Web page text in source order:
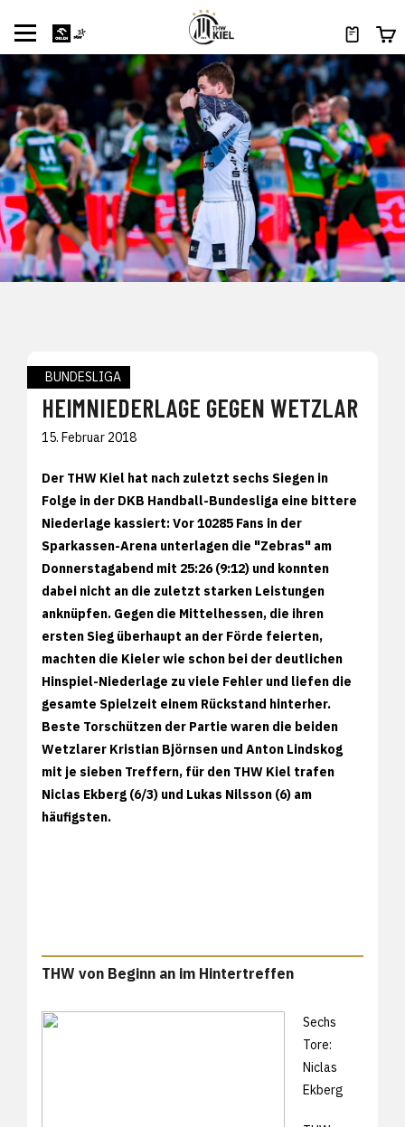
BUNDESLIGA
HEIMNIEDERLAGE GEGEN WETZLAR
15. Februar 2018
Der THW Kiel hat nach zuletzt sechs Siegen in
Folge in der DKB Handball-Bundesliga eine bittere
Niederlage kassiert: Vor 10285 Fans in der
Sparkassen-Arena unterlagen die "Zebras" am
Donnerstagabend mit 25:26 (9:12) und konnten
dabei nicht an die zuletzt starken Leistungen
anknüpfen. Gegen die Mittelhessen, die ihren
ersten Sieg überhaupt an der Förde feierten,
machten die Kieler wie schon bei der deutlichen
Hinspiel-Niederlage zu viele Fehler und liefen die
gesamte Spielzeit einem Rückstand hinterher.
Beste Torschützen der Partie waren die beiden
Wetzlarer Kristian Björnsen und Anton Lindskog
mit je sieben Treffern, für den THW Kiel trafen
Niclas Ekberg (6/3) und Lukas Nilsson (6) am
häufigsten.
THW von Beginn an im Hintertreffen
Sechs
Tore:
Niclas
Ekberg